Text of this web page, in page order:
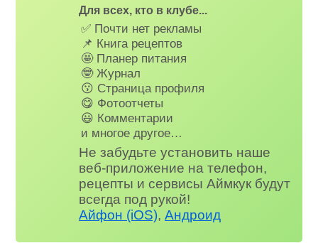
Для всех, кто в клубе...
✅ Почти нет рекламы
📌 Книга рецептов
🤩 Планер питания
🤓 Журнал
😗 Страница профиля
😋 Фотоотчеты
😃 Комментарии
и многое другое…
Не забудьте установить наше
веб-приложение на телефон,
рецепты и сервисы Аймкук будут
всегда под рукой!
Айфон (iOS),Андроид